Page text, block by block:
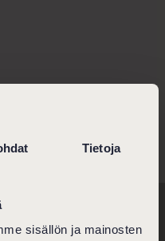
Tietoja
sisällön ja mainosten